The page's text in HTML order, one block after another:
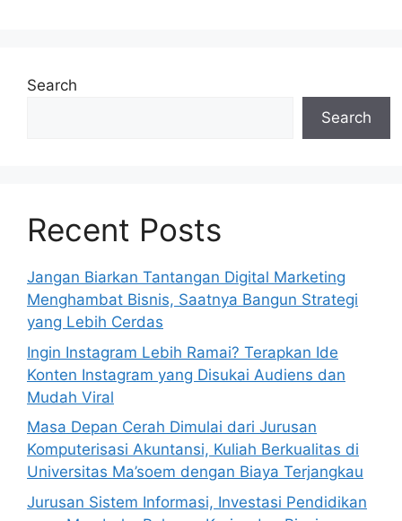
Search
Search
Recent Posts
Jangan Biarkan Tantangan Digital Marketing
Menghambat Bisnis, Saatnya Bangun Strategi
yang Lebih Cerdas
Ingin Instagram Lebih Ramai? Terapkan Ide
Konten Instagram yang Disukai Audiens dan
Mudah Viral
Masa Depan Cerah Dimulai dari Jurusan
Komputerisasi Akuntansi, Kuliah Berkualitas di
Universitas Ma’soem dengan Biaya Terjangkau
Jurusan Sistem Informasi, Investasi Pendidikan